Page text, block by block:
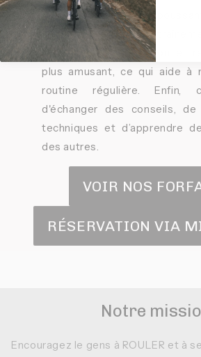
de compétition saine,
surpasser. En plus,
améliore la socialisation et
plus amusant, ce qui aide à
routine régulière. Enfin,
d'échanger des conseils,
techniques et d’apprendre
des autres.
VOIR NOS
RÉSERVATION VIA
Notre
Encouragez le gens à ROULER et à